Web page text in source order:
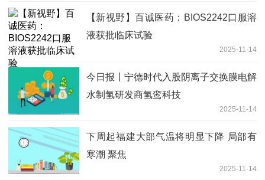
【新视野】百诚医药：BIOS2242口服溶
液获批临床试验
2025-11-14
今日报丨宁德时代入股阴离子交换膜电解
水制氢研发商氢鸾科技
2025-11-14
下周起福建大部气温将明显下降 局部有
寒潮 聚焦
2025-11-14